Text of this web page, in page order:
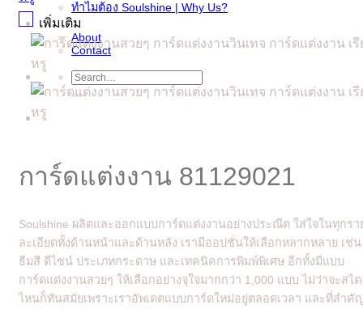
ทำไมต้อง Soulshine | Why Us?
เพิ่มเติม
About
Contact
Search
for:
การ์ดแต่งงาน 81129021
Soulshine ผลิตและออกแบบการ์ดแต่งงานอย่างประณีต ใส่ใจในทุกรา
ละเอียดทั้งด้านหน้าและด้านหลัง เรามีออปชั่นให้เลือกหลากหลาย เช่น
ธีมสี ดีไซน์ ประเภทกระดาษ และเทคนิคการพิมพ์พิเศษ อีกทั้งมีแบบ
การ์ดแต่งงานสวยๆ ให้เลือกอย่างจุใจมากกว่า 1,000 แบบ ไม่ว่าจะสไ
ไหนก็ทันสมัยเพราะเราอัพเดตแบบการ์ดใหม่อยู่ตลอดเวลา และที่สำคั